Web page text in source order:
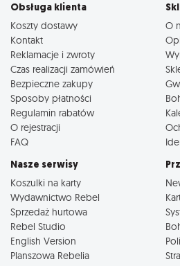
Obsługa klienta
Koszty dostawy
Kontakt
Reklamacje i zwroty
Czas realizacji zamówień
Bezpieczne zakupy
Sposoby płatności
Regulamin rabatów
O rejestracji
FAQ
O
Nasze serwisy
Koszulki na karty
Wydawnictwo Rebel
Sprzedaż hurtowa
Rebel Studio
English Version
Planszowa Rebelia